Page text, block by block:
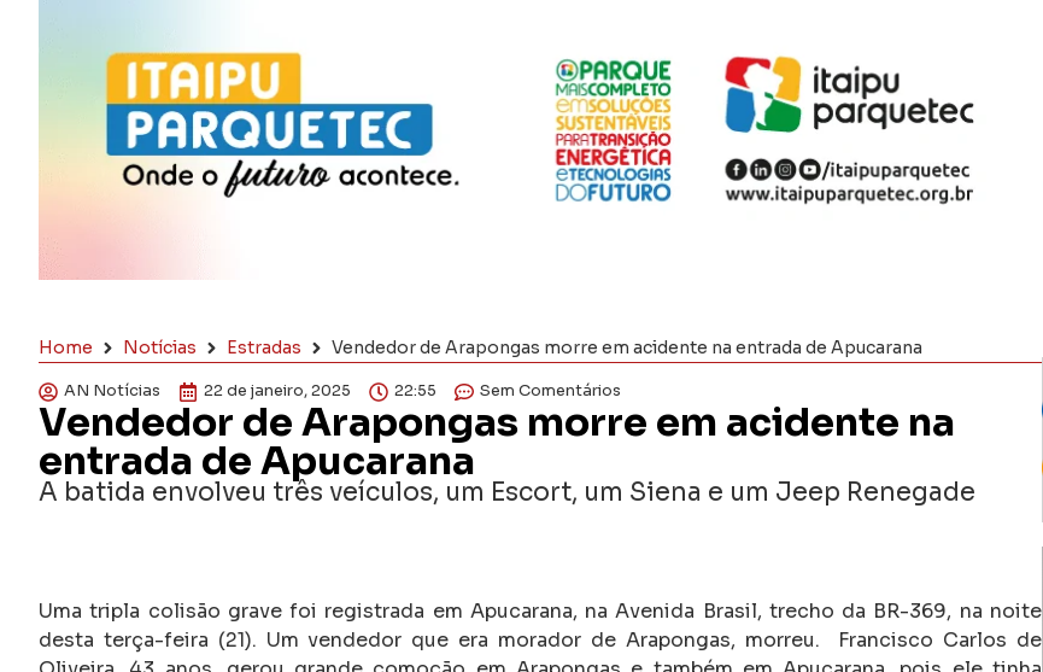
Home Notícias Estradas Vendedor de Arapongas morre em acidente na entrada de Apucarana
AN Notícias 22 de janeiro, 2025 22:55 Sem Comentários
Vendedor de Arapongas morre em acidente na
entrada de Apucarana
A batida envolveu três veículos, um Escort, um Siena e um Jeep Renegade
Uma tripla colisão grave foi registrada em Apucarana, na Avenida Brasil, trecho da BR-369, na noite
desta terça-feira (21). Um vendedor que era morador de Arapongas, morreu. Francisco Carlos de